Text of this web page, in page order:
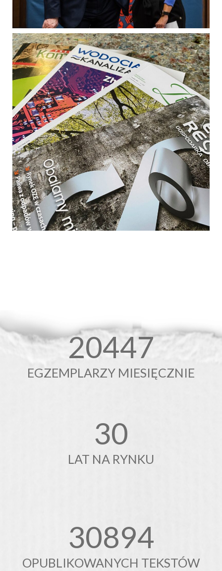
20500
EGZEMPLARZY MIESIĘCZNIE
30
LAT NA RYNKU
31000
OPUBLIKOWANYCH TEKSTÓW